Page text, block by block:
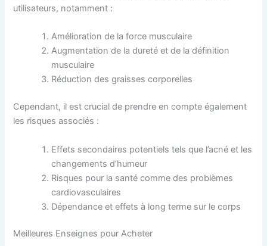
utilisateurs, notamment :
Amélioration de la force musculaire
Augmentation de la dureté et de la définition
musculaire
Réduction des graisses corporelles
Cependant, il est crucial de prendre en compte également
les risques associés :
Effets secondaires potentiels tels que l’acné et les
changements d’humeur
Risques pour la santé comme des problèmes
cardiovasculaires
Dépendance et effets à long terme sur le corps
Meilleures Enseignes pour Acheter